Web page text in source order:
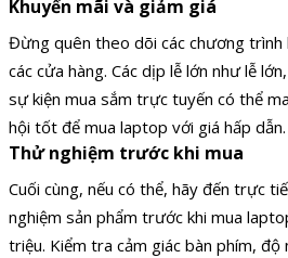
Khuyến mãi và giảm giá
Đừng quên theo dõi các chương trình
các cửa hàng. Các dịp lễ lớn như lễ
sự kiện mua sắm trực tuyến có thể
hội tốt để mua laptop với giá hấp dẫn.
Thử nghiệm trước khi mua
Cuối cùng, nếu có thể, hãy đến trực
nghiệm sản phẩm trước khi mua
triệu. Kiểm tra cảm giác bàn phím, độ